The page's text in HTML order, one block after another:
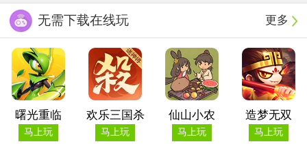
更多
无需下载在线玩
曙光重临
马上玩
欢乐三国杀
马上玩
仙山小农
马上玩
造梦无双
马上玩